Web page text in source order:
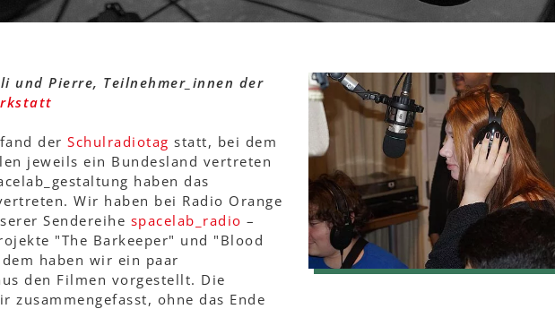
und Pierre, Teilnehmer_innen der
der Schulradiotag statt, bei dem
jeweils ein Bundesland vertreten
haben das
Wir haben bei Radio Orange
Sendereihe spacelab_radio –
"The Barkeeper" und "Blood
haben wir ein paar
den Filmen vorgestellt. Die
zusammengefasst, ohne das Ende